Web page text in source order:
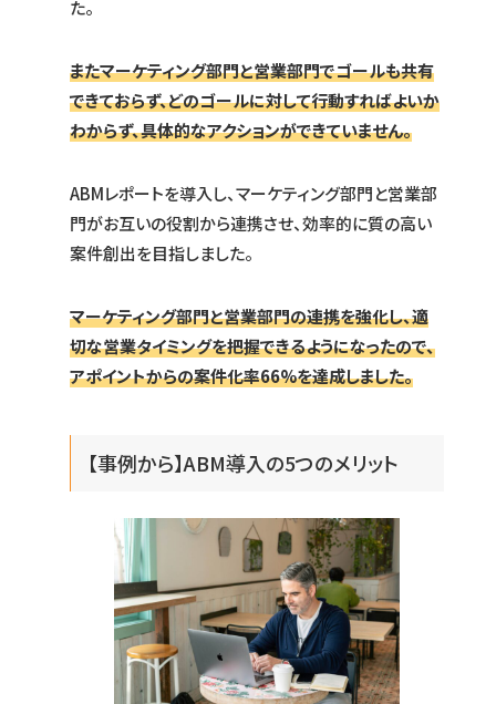
た。
またマーケティング部門と営業部門でゴールも共有
できておらず、どのゴールに対して行動すればよいか
わからず、具体的なアクションができていません。
ABMレポートを導入し、マーケティング部門と営業部
門がお互いの役割から連携させ、効率的に質の高い
案件創出を目指しました。
マーケティング部門と営業部門の連携を強化し、適
切な営業タイミングを把握できるようになったので、
アポイントからの案件化率66%を達成しました。
【事例から】ABM導入の5つのメリット